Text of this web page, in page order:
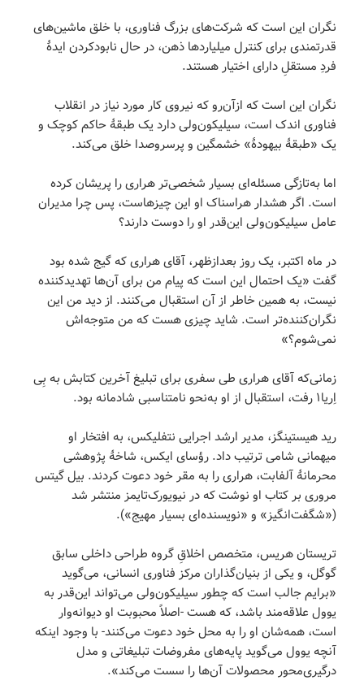
نگران این است که شرکت‌های بزرگ فناوری، با خلق ماشین‌های
قدرتمندی برای کنترل میلیاردها ذهن، در حال نابودکردن ایدۀ
فردِ مستقلِ دارای اختیار هستند.
نگران این است که ازآن‌رو که نیروی کار مورد نیاز در انقلاب
فناوری اندک است، سیلیکون‌ولی دارد یک طبقۀ حاکم کوچک و
یک «طبقۀ بیهودۀ» خشمگین و پرسروصدا خلق می‌کند.
اما به‌تازگی مسئله‌ای بسیار شخصی‌تر هراری را پریشان کرده
است. اگر هشدار هراسناک او این چیزهاست، پس چرا مدیران
عامل سیلیکون‌ولی این‌قدر او را دوست دارند؟
در ماه اکتبر، یک روز بعدازظهر، آقای هراری که گیج شده بود
گفت «یک احتمال این است که پیام من برای آن‌ها تهدیدکننده
نیست، به همین خاطر از آن استقبال می‌کنند. از دید من این
نگران‌کننده‌تر است. شاید چیزی هست که من متوجه‌اش
نمی‌شوم؟»
زمانی‌که آقای هراری طی سفری برای تبلیغ آخرین کتابش به بِی
اِریا۱ رفت، استقبال از او به‌نحو نامتناسبی شادمانه بود.
رید هیستینگز، مدیر ارشد اجرایی نتفلیکس، به افتخار او
میهمانی شامی ترتیب داد. رؤسای ایکس، شاخۀ پژوهشی
محرمانۀ آلفابت، هراری را به مقر خود دعوت کردند. بیل گیتس
مروری بر کتاب او نوشت که در نیویورک‌تایمز منتشر شد
(«شگفت‌انگیز» و «نویسنده‌ای بسیار مهیج»).
تریستان هریس، متخصص اخلاقِ گروه طراحی داخلی سابق
گوگل، و یکی از بنیان‌گذاران مرکز فناوری انسانی، می‌گوید
«برایم جالب است که چطور سیلیکون‌ولی می‌تواند این‌قدر به
یوول علاقه‌مند باشد، که هست -اصلاً محبوبت او دیوانه‌وار
است، همه‌شان او را به محل خود دعوت می‌کنند- با ‌وجود اینکه
آنچه یوول می‌گوید پایه‌های مفروضات تبلیغاتی و مدل
درگیری‌محور محصولات آن‌ها را سست می‌کند».